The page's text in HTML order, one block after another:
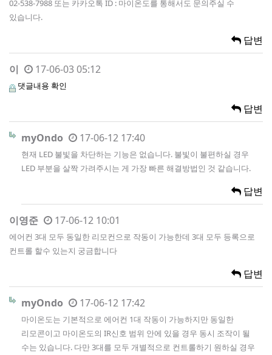
02-538-7988 또는 카카오톡 ID : 마이온도를 통해서도 문의주실 수
있습니다.
답변
이 17-06-03 05:12
댓글내용 확인
답변
myOndo 17-06-12 17:40
현재 LED 불빛을 차단하는 기능은 없습니다. 불빛이 불편하실 경우
LED 부분을 살짝 가려주시는 게 가장 빠른 해결방법인 것 같습니다.
답변
이영준 17-06-12 10:01
에어컨 3대 모두 동일한 리모컨으로 작동이 가능한데 3대 모두 등록으로
컨트롤 할수 있는지 궁금합니다
답변
myOndo 17-06-12 17:42
마이온도는 기본적으로 에어컨 1대 작동이 가능하지만 동일한
리모콘이고 마이온도의 IR신호 범위 안에 있을 경우 동시 조작이 될
수는 있습니다. 다만 3대를 모두 개별적으로 컨트롤하기 원하실 경우